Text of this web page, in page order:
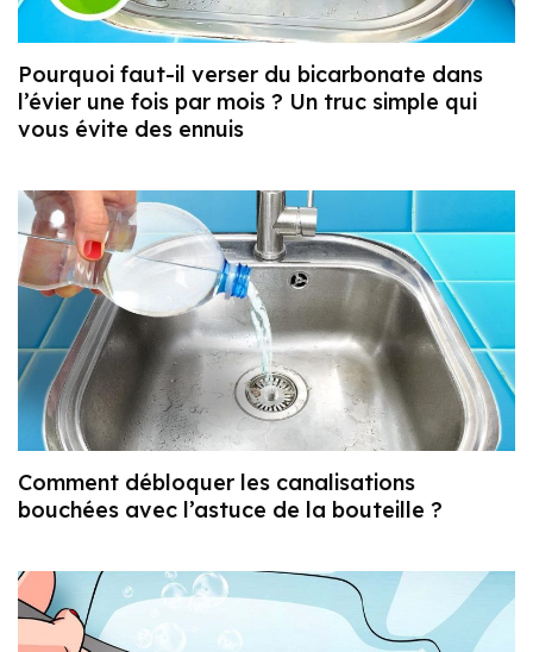
Pourquoi faut-il verser du bicarbonate dans
l’évier une fois par mois ? Un truc simple qui
vous évite des ennuis
Comment débloquer les canalisations
bouchées avec l’astuce de la bouteille ?